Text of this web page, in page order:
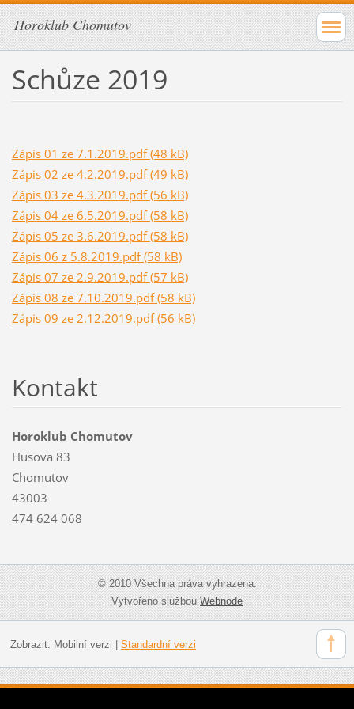
Horoklub Chomutov
Schůze 2019
Zápis 01 ze 7.1.2019.pdf (48 kB)
Zápis 02 ze 4.2.2019.pdf (49 kB)
Zápis 03 ze 4.3.2019.pdf (56 kB)
Zápis 04 ze 6.5.2019.pdf (58 kB)
Zápis 05 ze 3.6.2019.pdf (58 kB)
Zápis 06 z 5.8.2019.pdf (58 kB)
Zápis 07 ze 2.9.2019.pdf (57 kB)
Zápis 08 ze 7.10.2019.pdf (58 kB)
Zápis 09 ze 2.12.2019.pdf (56 kB)
Kontakt
Horoklub Chomutov
Husova 83
Chomutov
43003
474 624 068
© 2010 Všechna práva vyhrazena.
Vytvořeno službouWebnode
Zobrazit: Mobilní verzi Standardní verzi